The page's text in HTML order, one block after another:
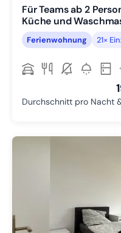
Für Teams ab 2
Küche und
Ferienwohnung 21×
Durchschnitt pro Nacht